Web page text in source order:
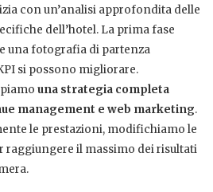
con un’analisi approfondita delle
dell’hotel. La prima fase
una fotografia di partenza
si possono migliorare.
una strategia completa
management e web marketing.
le prestazioni, modifichiamo le
raggiungere il massimo dei risultati